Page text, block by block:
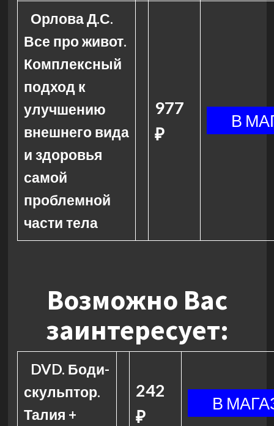
Орлова Д.С.
Все про живот.
Комплексный
подход к
улучшению
внешнего вида
и здоровья
самой
проблемной
части тела
977
₽
Возможно Вас
заинтересует:
DVD. Боди-
скульптор.
Талия +
242
₽